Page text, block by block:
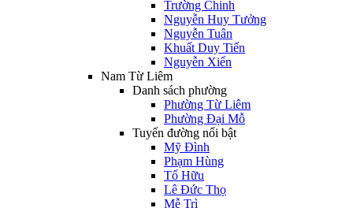
Trường Chinh
Nguyễn Huy Tưởng
Nguyễn Tuân
Khuất Duy Tiến
Nguyễn Xiển
Nam Từ Liêm
Danh sách phường
Phường Từ Liêm
Phường Đại Mỗ
Tuyến đường nổi bật
Mỹ Đình
Phạm Hùng
Tố Hữu
Lê Đức Thọ
Mễ Trì